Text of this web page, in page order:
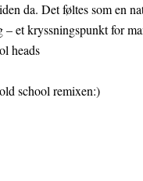
da. Det føltes som en
– et kryssningspunkt for
heads
school remixen:)